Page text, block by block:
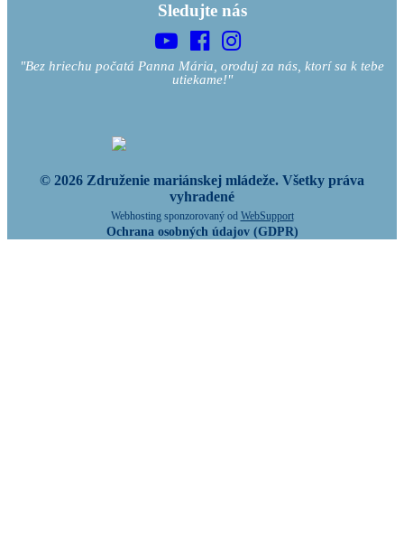
Sledujte nás
"Bez hriechu počatá Panna Mária, oroduj za nás, ktorí sa k tebe
utiekame!"
© 2026 Združenie mariánskej mládeže. Všetky práva
vyhradené
Webhosting sponzorovaný od WebSupport
Ochrana osobných údajov (GDPR)